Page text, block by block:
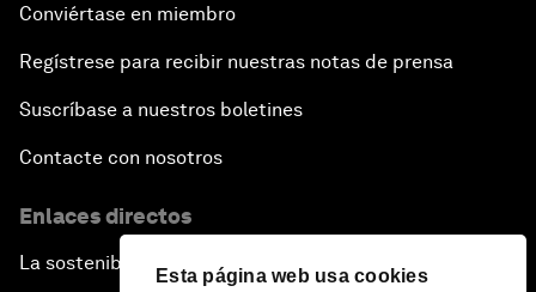
Esta página web usa cookies
Conviértase en miembro
Regístrese para recibir nuestras notas de prensa
Suscríbase a nuestros boletines
Contacte con nosotros
Enlaces directos
La sostenibilidad en el Foro